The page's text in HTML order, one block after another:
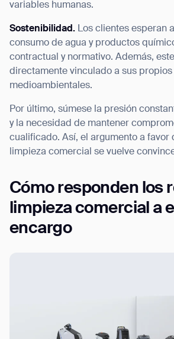
variables humanas.
Sostenibilidad. Los clientes esperan
consumo de agua y productos
contractual y normativo. Además,
directamente vinculado a sus
medioambientales.
Por último, súmese la presión
y la necesidad de mantener
cualificado. Así, el argumento a favor
limpieza comercial se vuelve
Cómo responden los
limpieza comercial a
encargo